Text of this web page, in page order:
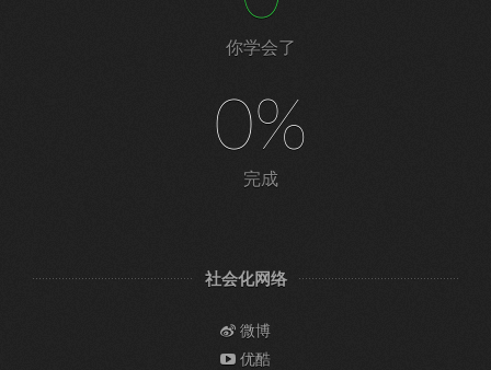
你学会了
0%
完成
社会化网络
微博
优酷